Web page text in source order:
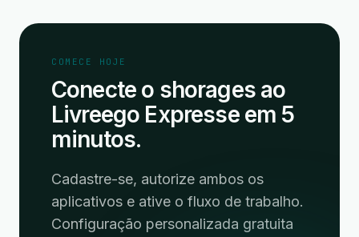
COMECE HOJE
Conecte o shorages ao
Livreego Expresse em 5
minutos.
Cadastre-se, autorize ambos os
aplicativos e ative o fluxo de trabalho.
Configuração personalizada gratuita